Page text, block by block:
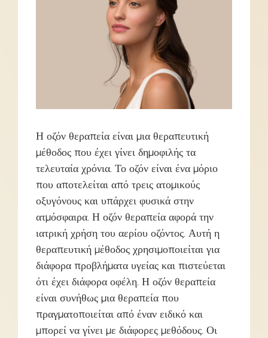
Η οζόν θεραπεία είναι μια θεραπευτική
μέθοδος που έχει γίνει δημοφιλής τα
τελευταία χρόνια. Το οζόν είναι ένα μόριο
που αποτελείται από τρεις ατομικούς
οξυγόνους και υπάρχει φυσικά στην
ατμόσφαιρα. Η οζόν θεραπεία αφορά την
ιατρική χρήση του αερίου οζόντος. Αυτή η
θεραπευτική μέθοδος χρησιμοποιείται για
διάφορα προβλήματα υγείας και πιστεύεται
ότι έχει διάφορα οφέλη. Η οζόν θεραπεία
είναι συνήθως μια θεραπεία που
πραγματοποιείται από έναν ειδικό και
μπορεί να γίνει με διάφορες μεθόδους. Οι